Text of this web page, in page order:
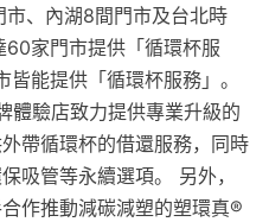
、內湖8間門市及台北時
家門市提供「循環杯服
能提供「循環杯服務」。
體驗店致力提供專業升級的
帶循環杯的借還服務，同時
吸管等永續選項。 另外，
作推動減碳減塑的塑環真®